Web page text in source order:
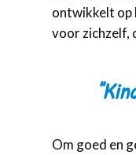
ontwikkelt op
voor zichzelf,
Om goed en